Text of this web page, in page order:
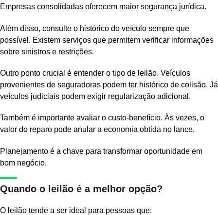
Empresas consolidadas oferecem maior segurança jurídica.
Além disso, consulte o histórico do veículo sempre que
possível. Existem serviços que permitem verificar informações
sobre sinistros e restrições.
Outro ponto crucial é entender o tipo de leilão. Veículos
provenientes de seguradoras podem ter histórico de colisão. Já
veículos judiciais podem exigir regularização adicional.
Também é importante avaliar o custo-benefício. Às vezes, o
valor do reparo pode anular a economia obtida no lance.
Planejamento é a chave para transformar oportunidade em
bom negócio.
Quando o leilão é a melhor opção?
O leilão tende a ser ideal para pessoas que: